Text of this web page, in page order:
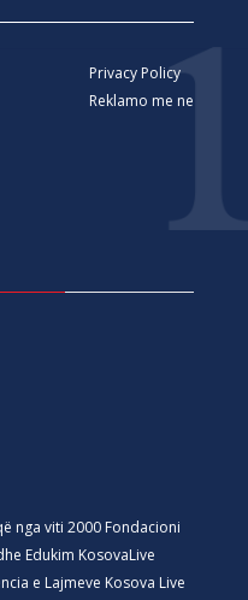
Privacy Policy
Reklamo me ne
nga viti 2000 Fondacioni
Edukim KosovaLive
e Lajmeve Kosova Live